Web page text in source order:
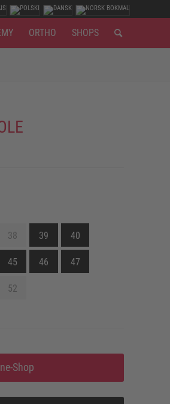
ORTHO SHOPS
38 39 40
45 46 47
52
Shop